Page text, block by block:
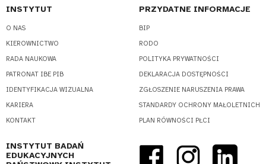
INSTYTUT
O NAS
KIEROWNICTWO
RADA NAUKOWA
PATRONAT IBE PIB
IDENTYFIKACJA WIZUALNA
KARIERA
KONTAKT
PRZYDATNE INFORMACJE
BIP
RODO
POLITYKA PRYWATNOŚCI
DEKLARACJA DOSTĘPNOŚCI
ZGŁOSZENIE NARUSZENIA PRAWA
STANDARDY OCHRONY MAŁOLETNICH
PLAN RÓWNOŚCI PŁCI
INSTYTUT BADAŃ
EDUKACYJNYCH